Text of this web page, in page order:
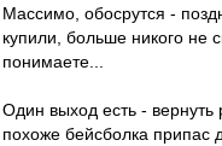
Массимо, обосрутся -
купили, больше никого не
понимаете...
Один выход есть - вернуть
похоже бейсболка припас